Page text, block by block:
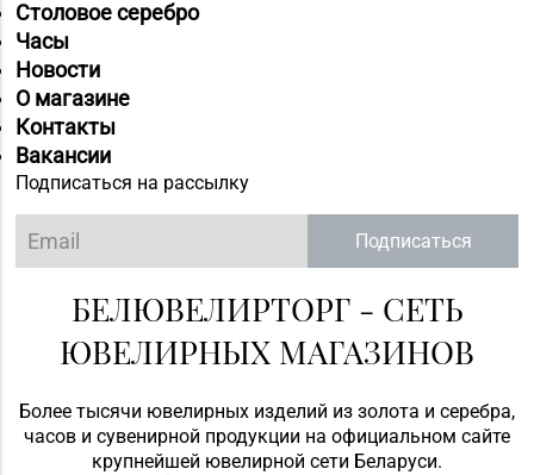
Столовое серебро
Часы
Новости
О магазине
Контакты
Вакансии
Подписаться на рассылку
Подписаться
БЕЛЮВЕЛИРТОРГ - СЕТЬ
ЮВЕЛИРНЫХ МАГАЗИНОВ
Более тысячи ювелирных изделий из золота и серебра,
часов и сувенирной продукции на официальном сайте
крупнейшей ювелирной сети Беларуси.